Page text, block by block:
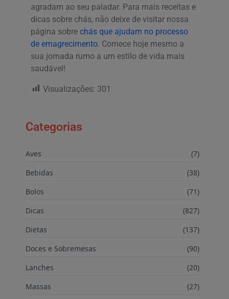
agradam ao seu paladar. Para mais receitas e
dicas sobre chás, não deixe de visitar nossa
página sobre chás que ajudam no processo
de emagrecimento. Comece hoje mesmo a
sua jornada rumo a um estilo de vida mais
saudável!
Visualizações: 301
Categorias
Aves
(7)
Bebidas
(38)
Bolos
(71)
Dicas
(827)
Dietas
(137)
Doces e Sobremesas
(90)
Lanches
(20)
Massas
(27)